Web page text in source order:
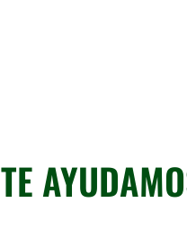
TE